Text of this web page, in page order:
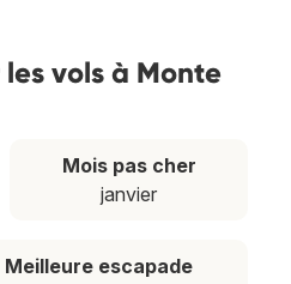
vols à Monte
Mois pas cher
janvier
Meilleure escapade